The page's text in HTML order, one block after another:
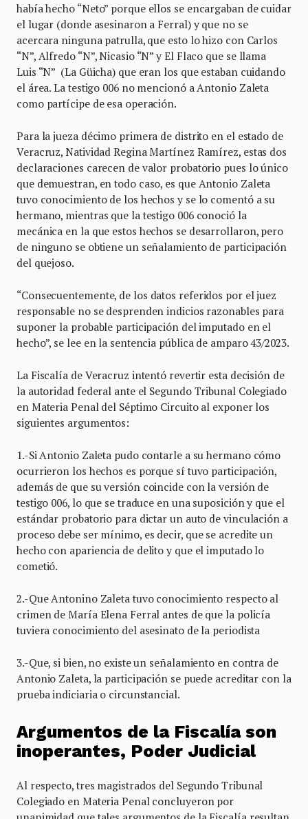
había hecho “Neto” porque ellos se encargaban de cuidar
el lugar (donde asesinaron a Ferral) y que no se
acercara ninguna patrulla, que esto lo hizo con Carlos
“N”, Alfredo “N”, Nicasio “N” y El Flaco que se llama
Luis “N” (La Güicha) que eran los que estaban cuidando
el área. La testigo 006 no mencionó a Antonio Zaleta
como partícipe de esa operación.
Para la jueza décimo primera de distrito en el estado de
Veracruz, Natividad Regina Martínez Ramírez, estas dos
declaraciones carecen de valor probatorio pues lo único
que demuestran, en todo caso, es que Antonio Zaleta
tuvo conocimiento de los hechos y se lo comentó a su
hermano, mientras que la testigo 006 conoció la
mecánica en la que estos hechos se desarrollaron, pero
de ninguno se obtiene un señalamiento de participación
del quejoso.
“Consecuentemente, de los datos referidos por el juez
responsable no se desprenden indicios razonables para
suponer la probable participación del imputado en el
hecho”, se lee en la sentencia pública de amparo 43/2023.
La Fiscalía de Veracruz intentó revertir esta decisión de
la autoridad federal ante el Segundo Tribunal Colegiado
en Materia Penal del Séptimo Circuito al exponer los
siguientes argumentos:
1.-Si Antonio Zaleta pudo contarle a su hermano cómo
ocurrieron los hechos es porque sí tuvo participación,
además de que su versión coincide con la versión de
testigo 006, lo que se traduce en una suposición y que el
estándar probatorio para dictar un auto de vinculación a
proceso debe ser mínimo, es decir, que se acredite un
hecho con apariencia de delito y que el imputado lo
cometió.
2.-Que Antonino Zaleta tuvo conocimiento respecto al
crimen de María Elena Ferral antes de que la policía
tuviera conocimiento del asesinato de la periodista
3.-Que, si bien, no existe un señalamiento en contra de
Antonio Zaleta, la participación se puede acreditar con la
prueba indiciaria o circunstancial.
Argumentos de la Fiscalía son
inoperantes, Poder Judicial
Al respecto, tres magistrados del Segundo Tribunal
Colegiado en Materia Penal concluyeron por